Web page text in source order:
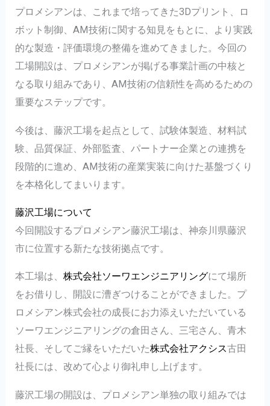
プロメシアンは、これまで培ってきた3Dプリント、ロ
ボット制御、AM技術に関する知見をもとに、より実践
的な製造・評価環境の整備を進めてきました。今回の
工場開設は、プロメシアンが掲げる事業計画の中核と
なる取り組みであり、AM技術の信頼性を高めるための
重要なステップです。
今後は、藤沢工場を起点として、試験体製造、材料試
験、品質保証、外部監査、パートナー企業との連携を
段階的に進め、AM技術の産業実装に向けた基盤づくり
を本格化してまいります。
藤沢工場について
今回開設するプロメシアン藤沢工場は、神奈川県藤沢
市に位置する新たな技術拠点です。
本工場は、株式会社ソーワエンジニアリングにて場所
をお借りし、開設に漕ぎつけることができました。プ
ロメシアン株式会社の成長にお力添えいただいている
ソーワエンジニアリングの倉田さん、三宅さん、青木
社長、そしてご縁をいただいた株式会社アクシス古田
社長には、改めて心より御礼申し上げます。
藤沢工場の開設は、プロメシアン単独の取り組みでは